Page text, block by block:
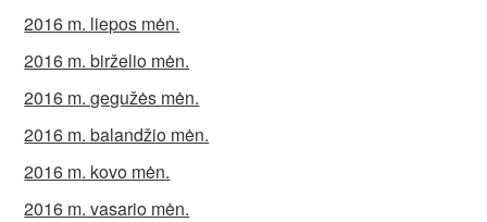
2016 m. liepos mėn.
2016 m. birželio mėn.
2016 m. gegužės mėn.
2016 m. balandžio mėn.
2016 m. kovo mėn.
2016 m. vasario mėn.